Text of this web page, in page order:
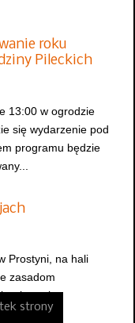
roku
Pileckich
13:00 w ogrodzie
się wydarzenie pod
programu będzie
Prostyni, na hali
zasadom
w nim
mieli...
strony